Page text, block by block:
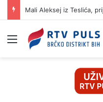
Izbornik